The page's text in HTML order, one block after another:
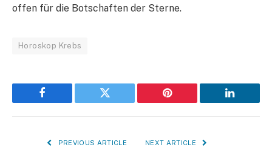
offen für die Botschaften der Sterne.
Horoskop Krebs
Facebook Twitter Pinterest LinkedIn
PREVIOUS ARTICLE NEXT ARTICLE